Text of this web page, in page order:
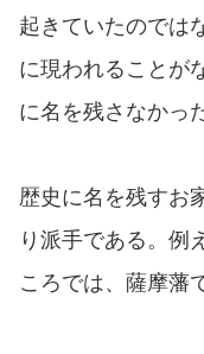
起きていたのでは
に現われることが
に名を残さなかっ
歴史に名を残すお
り派手である。例
ころでは、薩摩藩